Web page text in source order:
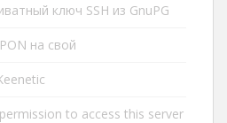
ключ SSH из GnuPG
на свой
to access this server